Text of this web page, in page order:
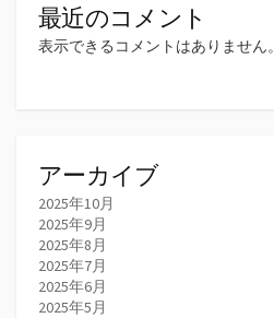
最近のコメント
表示できるコメントはありません。
アーカイブ
2025年10月
2025年9月
2025年8月
2025年7月
2025年6月
2025年5月